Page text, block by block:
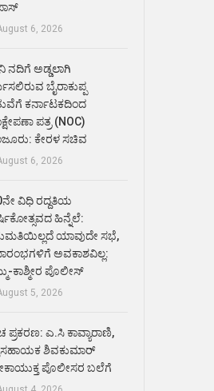
6, 2026
ನದಿಗೆ ಅಡ್ಡಲಾಗಿ
ಬೈರಾಕುಪ್ಪ
ಕರ್ನಾಟಕದಿಂದ
ಪತ್ರ (NOC)
ಕೇರಳ ಸಚಿವ
6, 2026
ವಿಧಿ ರದ್ದತಿಯ
ಹಿನ್ನೆಲೆ:
ಯಾವುದೇ ಸಭೆ,
ಅವಕಾಶವಿಲ್ಲ:
ಕಾಶ್ಮೀರ ಪೊಲೀಸ್
5, 2026
ಪ್ರಕರಣ: ಎ.ಸಿ ಕಾವ್ಯಾರಾಣಿ,
ಶಿವಕುಮಾರ್‌
ಪೊಲೀಸರ ಬಲೆಗೆ